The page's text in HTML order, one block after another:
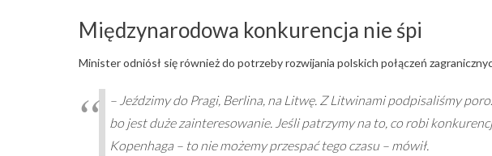
Międzynarodowa konkurencja nie śpi
Minister odniósł się również do potrzeby rozwijania polskich połączeń
– Jeździmy do Pragi, Berlina, na Litwę. Z Litwinami podpisaliśmy
bo jest duże zainteresowanie. Jeśli patrzymy na to, co robi
Kopenhaga – to nie możemy przespać tego czasu – mówił.